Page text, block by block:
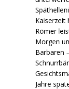
Kaiserzeit
Römer
Morgen
Barbaren
Jahre